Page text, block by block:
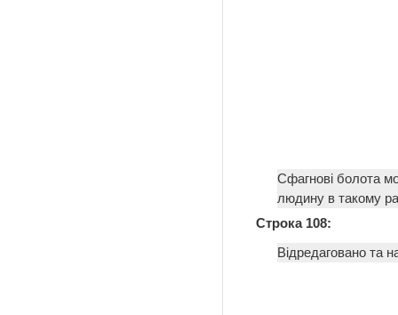
Сфагнові болота
людину в такому
Строка 108:
Відредаговано та